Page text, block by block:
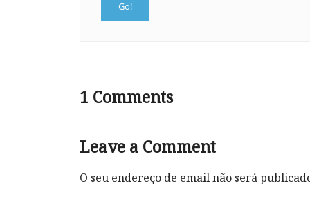
1 Comments
Leave a Comment
O seu endereço de email não será